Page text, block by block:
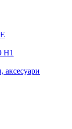
H1
аксесуари